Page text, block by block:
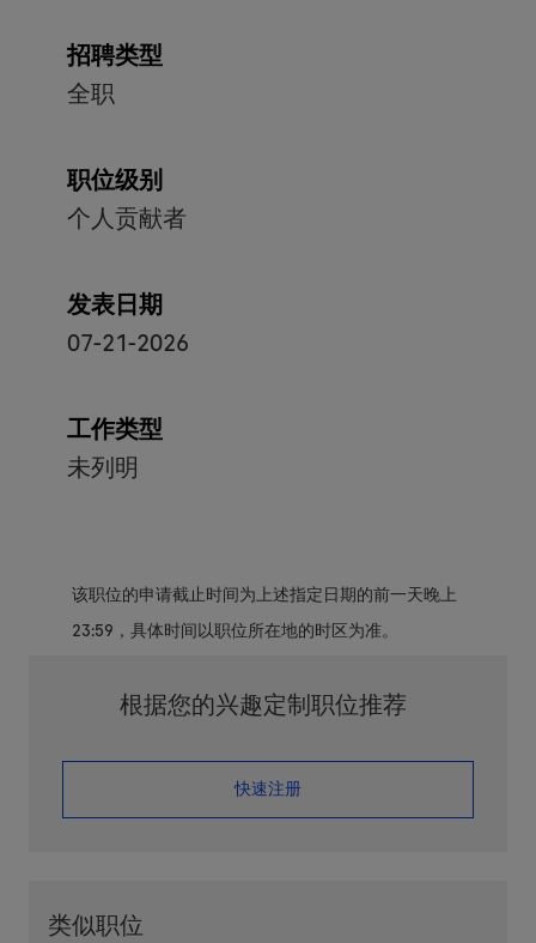
招聘类型
全职
职位级别
个人贡献者
发表日期
07-21-2026
工作类型
未列明
该职位的申请截止时间为上述指定日期的前一天晚上
23:59，具体时间以职位所在地的时区为准。
根据您的兴趣定制职位推荐
​​​​​​​快速注册
类似职位